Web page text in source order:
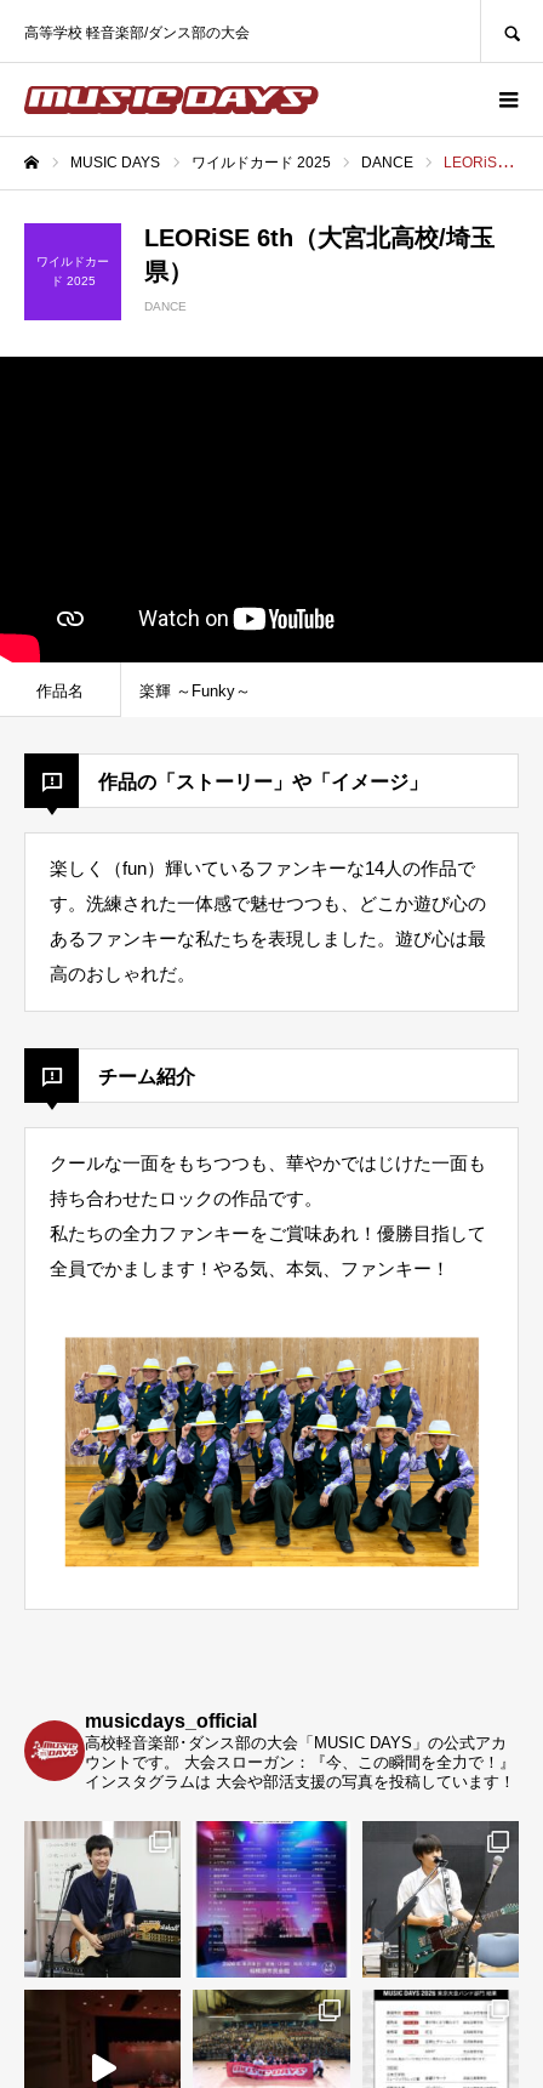
高等学校 軽音楽部/ダンス部の大会
MUSIC DAYS ワイルドカード 2025 DANCE LEORiSE 6th（大宮北高校/埼玉県）
ワイルドカー
ド 2025
LEORiSE 6th（大宮北高校/埼玉
県）
DANCE
作品名 楽輝 ～Funky～
作品の「ストーリー」や「イメージ」
楽しく（fun）輝いているファンキーな14人の作品で
す。洗練された一体感で魅せつつも、どこか遊び心の
あるファンキーな私たちを表現しました。遊び心は最
高のおしゃれだ。
チーム紹介
クールな一面をもちつつも、華やかではじけた一面も
持ち合わせたロックの作品です。
私たちの全力ファンキーをご賞味あれ！優勝目指して
全員でかまします！やる気、本気、ファンキー！
musicdays_official
高校軽音楽部･ダンス部の大会「MUSIC DAYS」の公式アカ
ウントです。
大会スローガン：『今、この瞬間を全力で！』
インスタグラムは 大会や部活支援の写真を投稿しています！